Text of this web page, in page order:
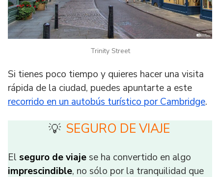
Trinity Street
Si tienes poco tiempo y quieres hacer una visita
rápida de la ciudad, puedes apuntarte a este
recorrido en un autobús turístico por Cambridge.
💡 SEGURO DE VIAJE
El seguro de viaje se ha convertido en algo
imprescindible, no sólo por la tranquilidad que